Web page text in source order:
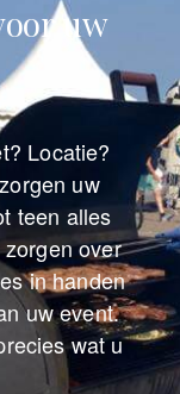
uw
Locatie?
uw
teen alles
over
in handen
uw event.
wat u